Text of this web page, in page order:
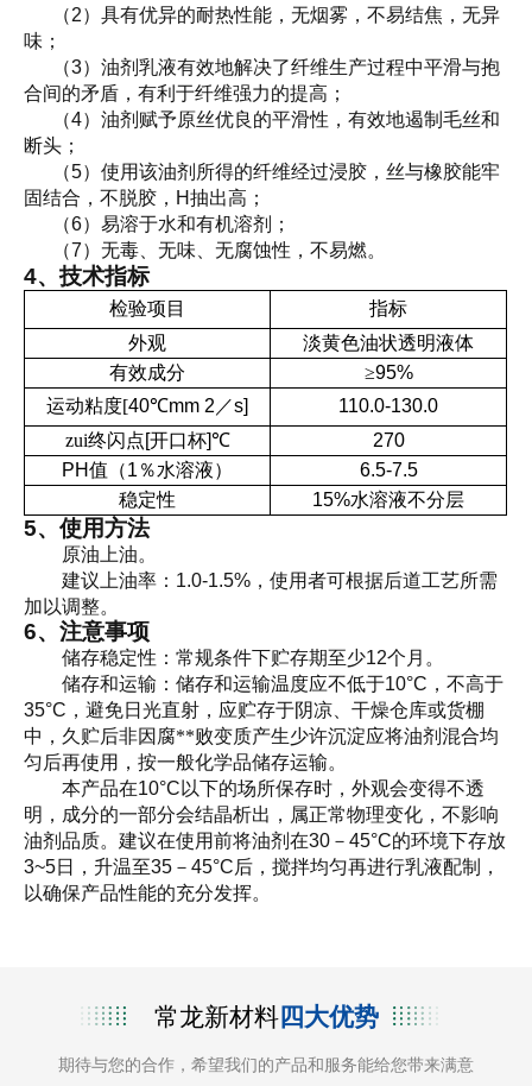
（2）具有优异的耐热性能，无烟雾，不易结焦，无异
味；
（3）油剂乳液有效地解决了纤维生产过程中平滑与抱
合间的矛盾，有利于纤维强力的提高；
（4）油剂赋予原丝优良的平滑性，有效地遏制毛丝和
断头；
（5）使用该油剂所得的纤维经过浸胶，丝与橡胶能牢
固结合，不脱胶， H抽出高；
（6）易溶于水和有机溶剂；
（7）无毒、无味、无腐蚀性，不易燃。
4、技术指标
检验项目
指标
外观
淡黄色油状透明液体
有效成分
≥95%
运动粘度[40℃mm 2 ／s]
110.0-130.0
zui终闪点[开口杯]℃
270
PH值（1 ％水溶液）
6.5-7.5
稳定性
15%水溶液不分层
5、使用方法
原油上油。
建议上油率： 1.0-1.5% ，使用者可根据后道工艺所需
加以调整。
6、注意事项
储存稳定性：常规条件下贮存期至少12个月。
储存和运输：储存和运输温度应不低于10°C ，不高于
35°C ，避免日光直射，应贮存于阴凉、干燥仓库或货棚
中，久贮后非因腐**败变质产生少许沉淀应将油剂混合均
匀后再使用，按一般化学品储存运输。
本产品在10°C 以下的场所保存时，外观会变得不透
明，成分的一部分会结晶析出，属正常物理变化，不影响
油剂品质。建议在使用前将油剂在30 －45°C的环境下存放
3~5日，升温至35 －45°C后，搅拌均匀再进行乳液配制，
以确保产品性能的充分发挥。
常龙新材料四大优势
期待与您的合作，希望我们的产品和服务能给您带来满意